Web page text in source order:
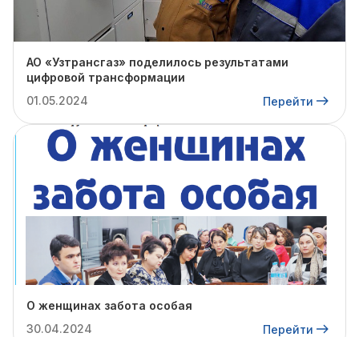
АО «Узтрансгаз» поделилось результатами
цифровой трансформации
01.05.2024
Перейти
О женщинах забота особая
30.04.2024
Перейти